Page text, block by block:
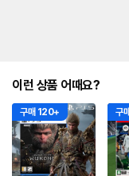
이런 상품 어때요?
구매 120+ 구